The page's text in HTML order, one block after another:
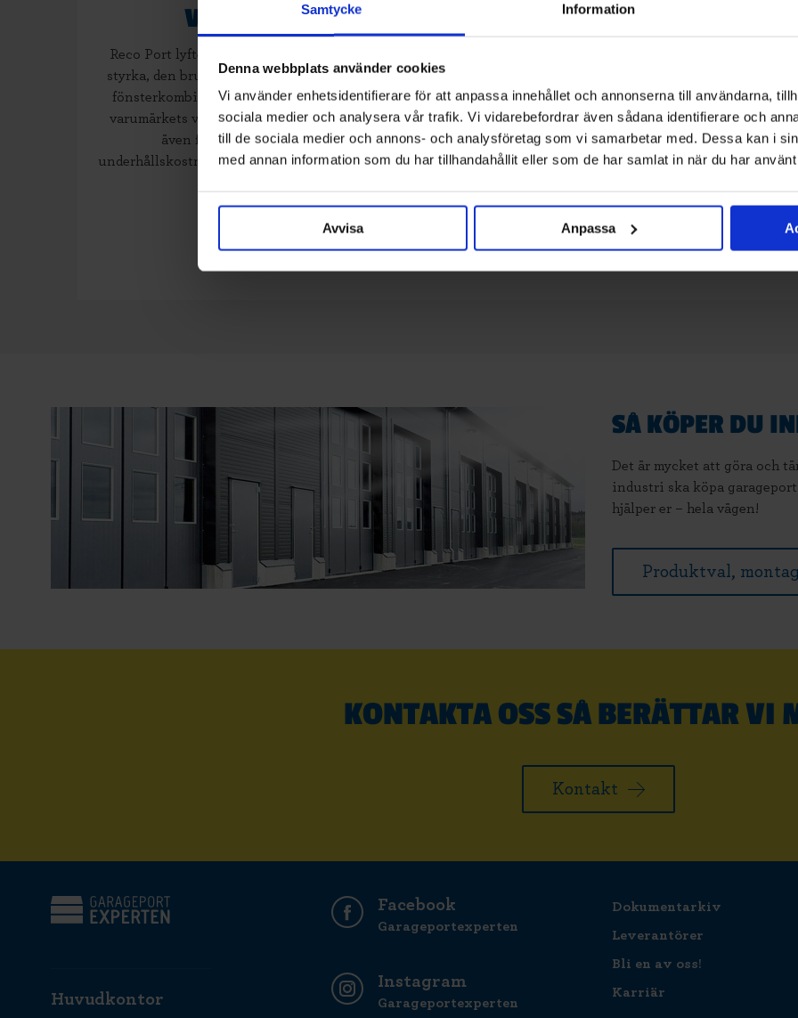
Samtycke Information
Denna webbplats använder cookies
Vi använder enhetsidentifierare för att anpassa innehållet och annonserna till användarna,
sociala medier och analysera vår trafik. Vi vidarebefordrar även sådana identifierare och
till de sociala medier och annons- och analysföretag som vi samarbetar med. Dessa kan i
med annan information som du har tillhandahållit eller som de har samlat in när du har
Avvisa Anpassa
VIKPORTAR
Reco Port lyfter vikportens inbyggda ram för
styrka, den brutna köldbryggan och mängden
fönsterkombinationer som tydliga plus med
varumärkets vikportar. Dessutom erbjuder de
även flytande gångjärn, låga
underhållskostnader och mycket fördelaktiga U-
TAKSKJUTPORT
portöppningen. Porttypen passar samtliga typer
av byggnadstyper och kundsegment. Levereras
helt täckta eller med olika fönsterlösningar för
ljusinsläpp samt dörrar. Det går även att
krav.
SÅ KÖPER DU
Det är mycket att göra och
industri ska köpa
hjälper er – hela vägen!
Produktval,
KONTAKTA OSS SÅ BERÄTTAR VI
Kontakt
Huvudkontor
Facebook
Garageportexperten
Instagram
Garageportexperten
Dokumentarkiv
Leverantörer
Bli en av oss!
Karriär